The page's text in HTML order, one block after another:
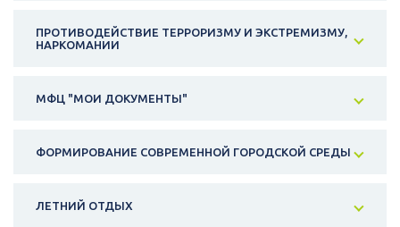
ПРОТИВОДЕЙСТВИЕ ТЕРРОРИЗМУ И ЭКСТРЕМИЗМУ,
НАРКОМАНИИ
МФЦ "МОИ ДОКУМЕНТЫ"
ФОРМИРОВАНИЕ СОВРЕМЕННОЙ ГОРОДСКОЙ СРЕДЫ
ЛЕТНИЙ ОТДЫХ